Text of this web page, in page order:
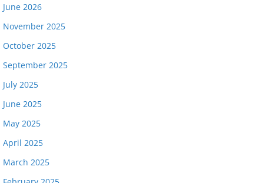
June 2026
November 2025
October 2025
September 2025
July 2025
June 2025
May 2025
April 2025
March 2025